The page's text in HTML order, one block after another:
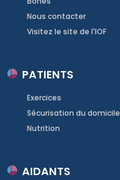
Nous contacter
Visitez le site de l'IOF
PATIENTS
Exercices
Sécurisation du domicile
Nutrition
AIDANTS